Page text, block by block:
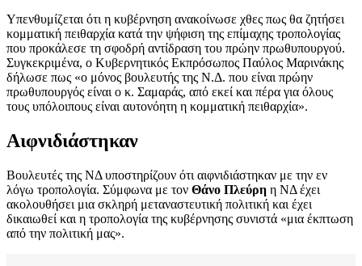
Υπενθυμίζεται ότι η κυβέρνηση ανακοίνωσε χθες πως θα ζητήσει
κομματική πειθαρχία κατά την ψήφιση της επίμαχης τροπολογίας
που προκάλεσε τη σφοδρή αντίδραση του πρώην πρωθυπουργού.
Συγκεκριμένα, ο Κυβερνητικός Εκπρόσωπος Παύλος Μαρινάκης
δήλωσε πως «ο μόνος βουλευτής της Ν.Δ. που είναι πρώην
πρωθυπουργός είναι ο κ. Σαμαράς, από εκεί και πέρα για όλους
τους υπόλοιπους είναι αυτονόητη η κομματική πειθαρχία».
Αιφνιδιάστηκαν
Βουλευτές της ΝΔ υποστηρίζουν ότι αιφνιδιάστηκαν με την εν
λόγω τροπολογία. Σύμφωνα με τον Θάνο Πλεύρη η ΝΔ έχει
ακολουθήσει μια σκληρή μεταναστευτική πολιτική και έχει
δικαιωθεί και η τροπολογία της κυβέρνησης συνιστά «μια έκπτωση
από την πολιτική μας».